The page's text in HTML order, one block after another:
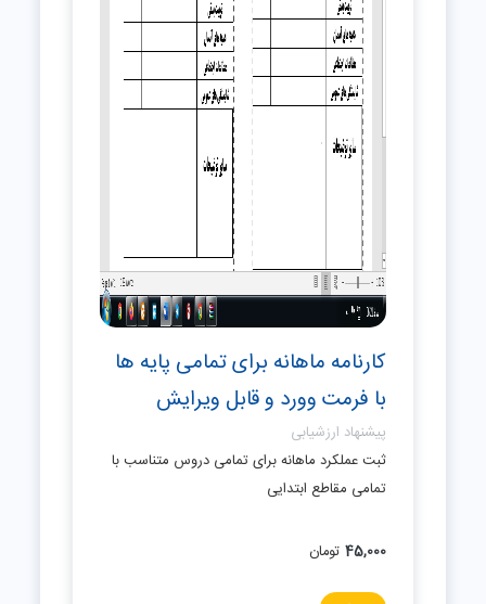
کارنامه ماهانه برای تمامی پایه ها
با فرمت وورد و قابل ویرایش
پیشنهاد ارزشیابی
ثبت عملکرد ماهانه برای تمامی دروس متناسب با
تمامی مقاطع ابتدایی
45,000 تومان